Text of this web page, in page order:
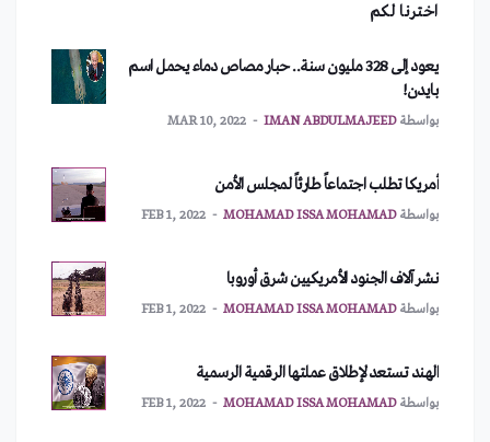
اخترنا لكم
يعود إلى 328 مليون سنة.. حبار مصاص دماء يحمل اسم
بايدن!
بواسطةIMAN ABDULMAJEED
MAR 10, 2022
أمريكا تطلب اجتماعاً طارئاً لمجلس الأمن
بواسطةMOHAMAD ISSA MOHAMAD
FEB 1, 2022
نشر آلاف الجنود الأمريكيين شرق أوروبا
بواسطةMOHAMAD ISSA MOHAMAD
FEB 1, 2022
الهند تستعد لإطلاق عملتها الرقمية الرسمية
بواسطةMOHAMAD ISSA MOHAMAD
FEB 1, 2022